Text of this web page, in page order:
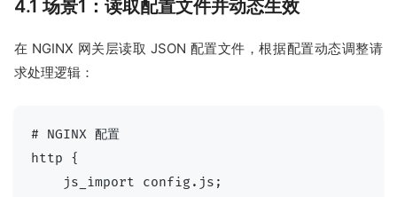
4.1 场景1：读取配置文件并动态生效
在 NGINX 网关层读取 JSON 配置文件，根据配置动态调整请
求处理逻辑：
# NGINX 配置
http {
    js_import config.js;